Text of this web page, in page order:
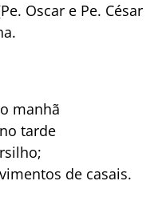
Oscar e Pe. César
manhã
tarde
de casais.